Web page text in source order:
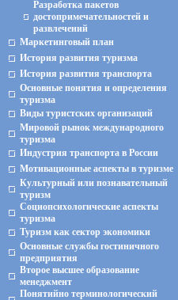
Разработка пакетов
достопримечательностей и
развлечений
Маркетинговый план
История развития туризма
История развития транспорта
Основные понятия и определения
туризма
Виды туристских организаций
Мировой рынок международного
туризма
Индустрия транспорта в России
Мотивационные аспекты в туризме
Культурный или познавательный
туризм
Социопсихологические аспекты
туризма
Туризм как сектор экономики
Основные службы гостиничного
предприятия
Второе высшее образование
менеджмент
Понятийно терминологический